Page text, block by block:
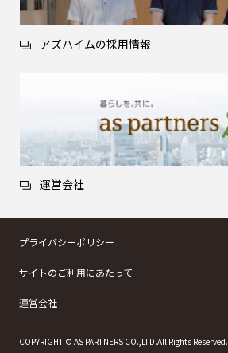
アズハイムの採用情報
運営会社
プライバシーポリシー
サイトのご利用にあたって
運営会社
COPYRIGHT © AS PARTNERS CO.,LTD.All Rights Reserved.